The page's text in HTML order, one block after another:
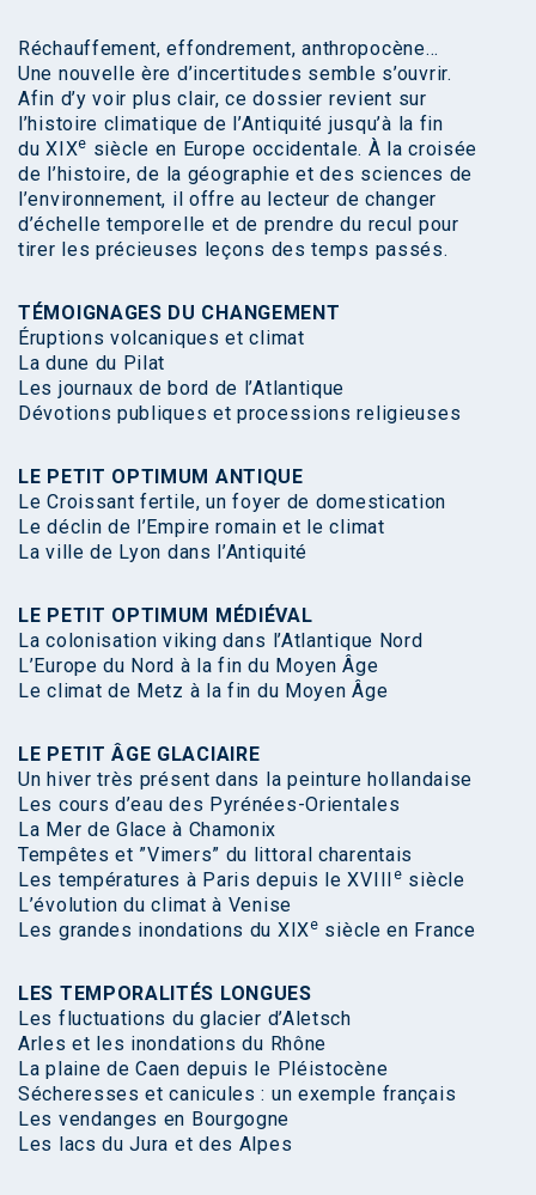
Réchauffement, effondrement, anthropocène…
Une nouvelle ère d’incertitudes semble s’ouvrir.
Afin d’y voir plus clair, ce dossier revient sur
l’histoire climatique de l’Antiquité jusqu’à la fin
du XIXe siècle en Europe occidentale. À la croisée
de l’histoire, de la géographie et des sciences de
l’environnement, il offre au lecteur de changer
d’échelle temporelle et de prendre du recul pour
tirer les précieuses leçons des temps passés.
TÉMOIGNAGES DU CHANGEMENT
Éruptions volcaniques et climat
La dune du Pilat
Les journaux de bord de l’Atlantique
Dévotions publiques et processions religieuses
LE PETIT OPTIMUM ANTIQUE
Le Croissant fertile, un foyer de domestication
Le déclin de l’Empire romain et le climat
La ville de Lyon dans l’Antiquité
LE PETIT OPTIMUM MÉDIÉVAL
La colonisation viking dans l’Atlantique Nord
L’Europe du Nord à la fin du Moyen Âge
Le climat de Metz à la fin du Moyen Âge
LE PETIT ÂGE GLACIAIRE
Un hiver très présent dans la peinture hollandaise
Les cours d’eau des Pyrénées-Orientales
La Mer de Glace à Chamonix
Tempêtes et ”Vimers” du littoral charentais
Les températures à Paris depuis le XVIII
e siècle
L’évolution du climat à Venise
Les grandes inondations du XIXe siècle en France
LES TEMPORALITÉS LONGUES
Les fluctuations du glacier d’Aletsch
Arles et les inondations du Rhône
La plaine de Caen depuis le Pléistocène
Sécheresses et canicules : un exemple français
Les vendanges en Bourgogne
Les lacs du Jura et des Alpes